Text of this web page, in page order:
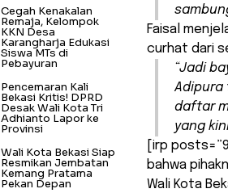
Faisal
curhat dari
“Jadi
Adipura
daftar
yang
[irp
bahwa
Wali Kota
Cegah Kenakalan
Remaja, Kelompok
KKN Desa
Karangharja Edukasi
Siswa MTs di
Pebayuran
Pencemaran Kali
Bekasi Kritis! DPRD
Desak Wali Kota Tri
Adhianto Lapor ke
Provinsi
Wali Kota Bekasi Siap
Resmikan Jembatan
Kemang Pratama
Pekan Depan